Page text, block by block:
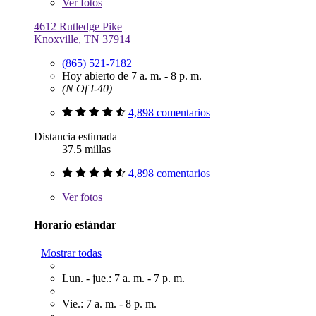
Verfotos
4612 Rutledge Pike
Knoxville, TN 37914
(865) 521-7182
Hoy abierto de 7 a. m. - 8 p. m.
(N Of I-40)
4,898 comentarios
Distancia estimada
37.5 millas
4,898 comentarios
Verfotos
Horario estándar
Mostrar todas
Lun. - jue.: 7 a. m. - 7 p. m.
Vie.: 7 a. m. - 8 p. m.